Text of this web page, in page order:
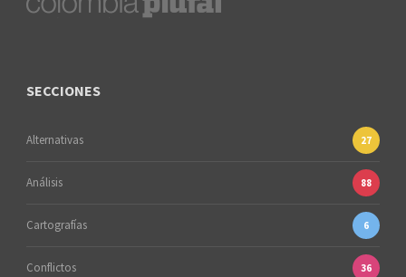
SECCIONES
Alternativas 27
Análisis 88
Cartografías 6
Conflictos 36